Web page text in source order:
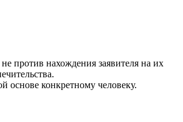
против нахождения заявителя на их
основе конкретному человеку.